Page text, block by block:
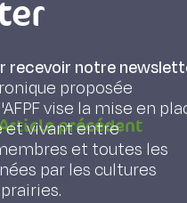
P. (1974).
permanente
121-131.
précédent
recevoir notre
proposée
vise la mise en
et vivant entre
et toutes les
par les cultures